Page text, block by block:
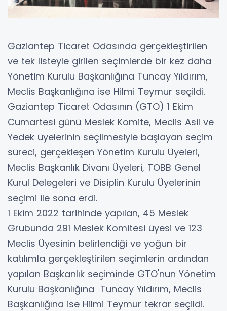
Gaziantep Ticaret Odasında gerçekleştirilen
ve tek listeyle girilen seçimlerde bir kez daha
Yönetim Kurulu Başkanlığına Tuncay Yıldırım,
Meclis Başkanlığına ise Hilmi Teymur seçildi.
Gaziantep Ticaret Odasının (GTO) 1 Ekim
Cumartesi günü Meslek Komite, Meclis Asil ve
Yedek üyelerinin seçilmesiyle başlayan seçim
süreci, gerçekleşen Yönetim Kurulu Üyeleri,
Meclis Başkanlık Divanı Üyeleri, TOBB Genel
Kurul Delegeleri ve Disiplin Kurulu Üyelerinin
seçimi ile sona erdi.
1 Ekim 2022 tarihinde yapılan, 45 Meslek
Grubunda 291 Meslek Komitesi üyesi ve 123
Meclis Üyesinin belirlendiği ve yoğun bir
katılımla gerçekleştirilen seçimlerin ardından
yapılan Başkanlık seçiminde GTO'nun Yönetim
Kurulu Başkanlığına Tuncay Yıldırım, Meclis
Başkanlığına ise Hilmi Teymur tekrar seçildi.